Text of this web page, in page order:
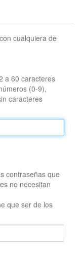
cualquiera de
a 60 caracteres
(0-9),
caracteres
contraseñas que
no necesitan
que ser de los